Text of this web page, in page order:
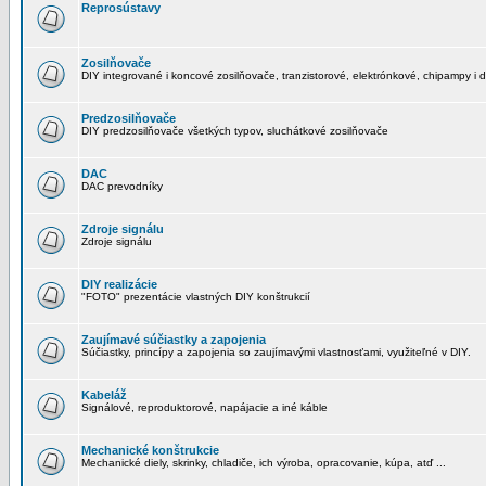
Reprosústavy
Zosilňovače
DIY integrované i koncové zosilňovače, tranzistorové, elektrónkové, chipampy i
Predzosilňovače
DIY predzosilňovače všetkých typov, sluchátkové zosilňovače
DAC
DAC prevodníky
Zdroje signálu
Zdroje signálu
DIY realizácie
"FOTO" prezentácie vlastných DIY konštrukcií
Zaujímavé súčiastky a zapojenia
Súčiastky, princípy a zapojenia so zaujímavými vlastnosťami, využiteľné v DIY.
Kabeláž
Signálové, reproduktorové, napájacie a iné káble
Mechanické konštrukcie
Mechanické diely, skrinky, chladiče, ich výroba, opracovanie, kúpa, atď ...